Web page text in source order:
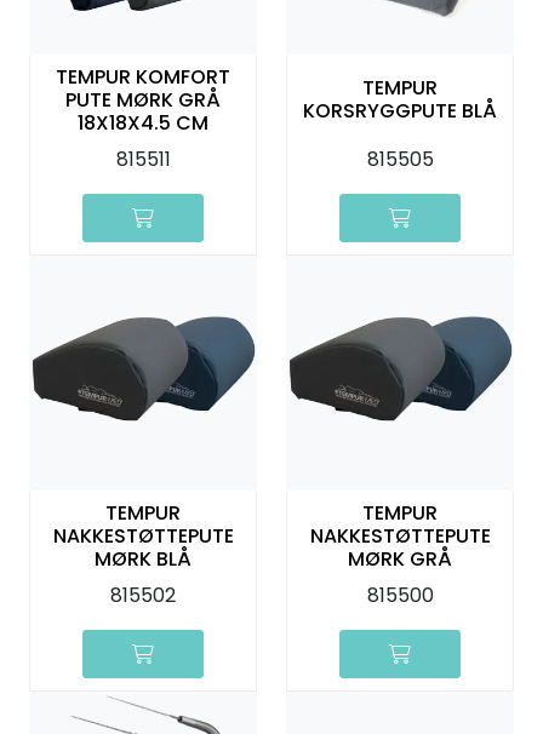
TEMPUR KOMFORT
PUTE MØRK GRÅ
18X18X4.5 CM
815511
TEMPUR
KORSRYGGPUTE BLÅ
815505
TEMPUR
NAKKESTØTTEPUTE
MØRK BLÅ
815502
TEMPUR
NAKKESTØTTEPUTE
MØRK GRÅ
815500